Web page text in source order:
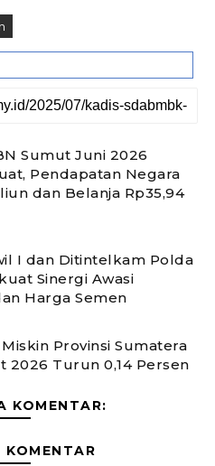
Sumut Juni 2026
Pendapatan Negara
dan Belanja Rp35,94
I dan Ditintelkam Polda
Sinergi Awasi
Harga Semen
Provinsi Sumatera
2026 Turun 0,14 Persen
KOMENTAR:
KOMENTAR